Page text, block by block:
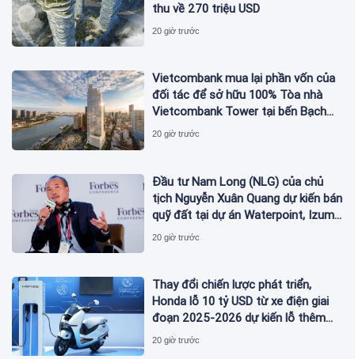
thu về 270 triệu USD
20 giờ trước
Vietcombank mua lại phần vốn của
đối tác để sở hữu 100% Tòa nhà
Vietcombank Tower tại bến Bạch
Đằng
20 giờ trước
Đầu tư Nam Long (NLG) của chủ
tịch Nguyễn Xuân Quang dự kiến bán
quỹ đất tại dự án Waterpoint, Izumi
City
20 giờ trước
Thay đổi chiến lược phát triển,
Honda lỗ 10 tỷ USD từ xe điện giai
đoạn 2025-2026 dự kiến lỗ thêm
3,3 tỷ USD giai đoạn 2026-2027
20 giờ trước